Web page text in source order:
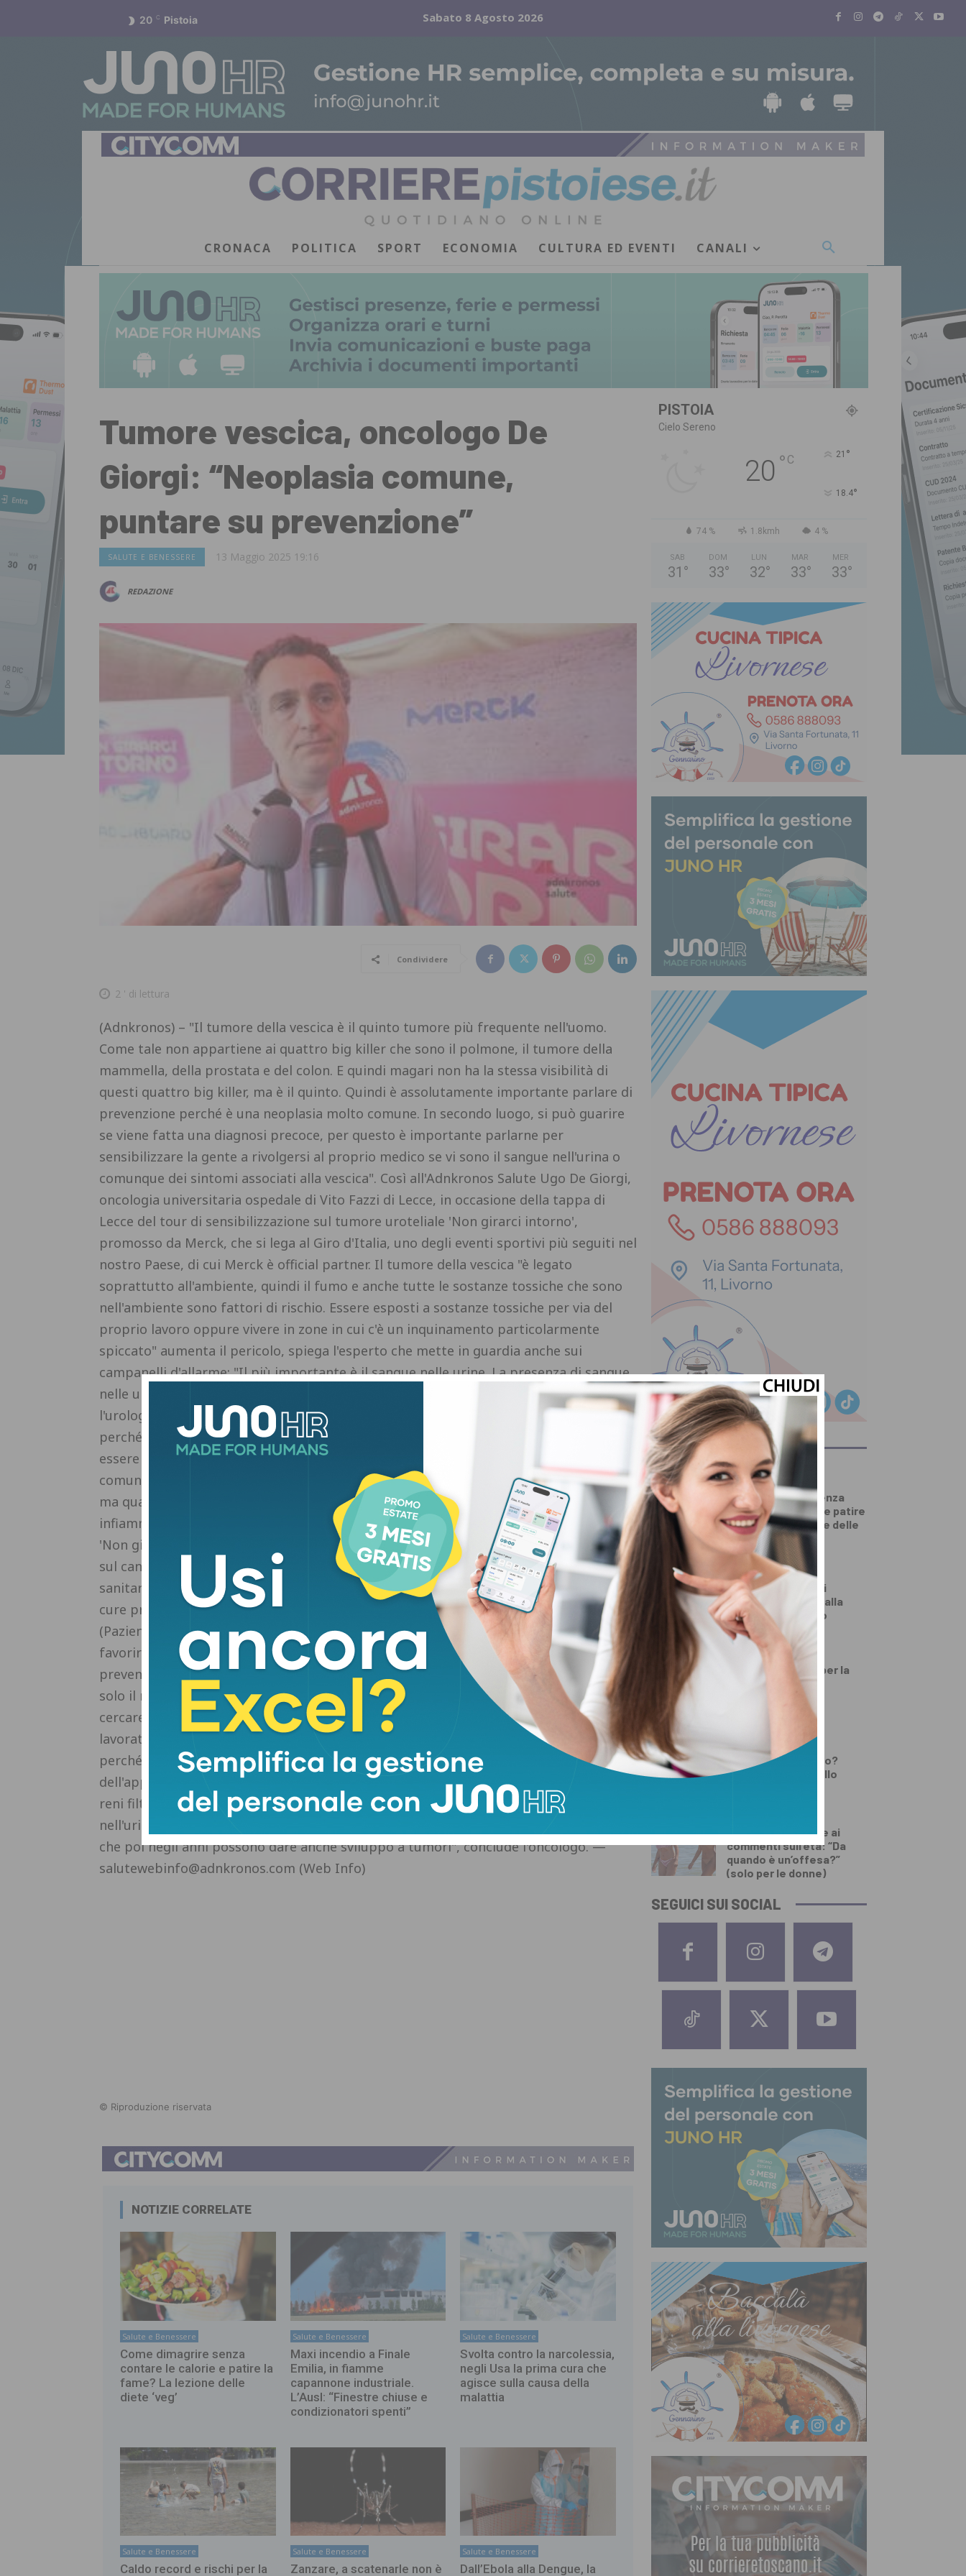
20 C Pistoia Sabato 8 Agosto 2026
CRONACA POLITICA SPORT ECONOMIA CULTURA ED EVENTI CANALI
Tumore vescica, oncologo De
Giorgi: “Neoplasia comune,
puntare su prevenzione”
SALUTE E BENESSERE 13 Maggio 2025 19:16
REDAZIONE
Condividere
2 ' di lettura
(Adnkronos) – "Il tumore della vescica è il quinto tumore più frequente nell'uomo.
Come tale non appartiene ai quattro big killer che sono il polmone, il tumore della
mammella, della prostata e del colon. E quindi magari non ha la stessa visibilità di
questi quattro big killer, ma è il quinto. Quindi è assolutamente importante parlare di
prevenzione perché è una neoplasia molto comune. In secondo luogo, si può guarire
se viene fatta una diagnosi precoce, per questo è importante parlarne per
sensibilizzare la gente a rivolgersi al proprio medico se vi sono il sangue nell'urina o
comunque dei sintomi associati alla vescica". Così all'Adnkronos Salute Ugo De Giorgi,
oncologia universitaria ospedale di Vito Fazzi di Lecce, in occasione della tappa di
Lecce del tour di sensibilizzazione sul tumore uroteliale 'Non girarci intorno',
promosso da Merck, che si lega al Giro d'Italia, uno degli eventi sportivi più seguiti nel
nostro Paese, di cui Merck è official partner. Il tumore della vescica "è legato
soprattutto all'ambiente, quindi il fumo e anche tutte le sostanze tossiche che sono
nell'ambiente sono fattori di rischio. Essere esposti a sostanze tossiche per via del
proprio lavoro oppure vivere in zone in cui c'è un inquinamento particolarmente
spiccato" aumenta il pericolo, spiega l'esperto che mette in guardia anche sui
campanelli d'allarme: "Il più importante è il sangue nelle urine. La presenza di sangue
nelle urine deve assolutamente essere associato a una visita di uno specialista,
l'urologo, che poi sottoporrà il paziente ad altri esami, il primo è l'ecografia, anche
perché il sangue nelle urine non è solo associato al tumore della vescica, ma può
essere associato anche a tumori di altre vie urinarie. In ogni caso, questo è il più
comune. Il sangue è il campanello di allarme più importante – sottolinea De Giorgi –
ma qualunque sintomo collegato alla vescica, quindi un'alterazione nella minzione,
infiammazione, dolore, dovrebbe essere segnalato al proprio curante". La campagna
'Non girarci intorno' è promossa da Merck in occasione del Mese della consapevolezza
sul cancro alla vescica ed è patrocinata da Fiaso (Federazione italiana aziende
sanitarie e ospedaliere), Simg (Società italiana dei medici di medicina generale e delle
cure primarie), Siuro (Società italiana di uro-oncologia) e Associazione Palinuro
(Pazienti liberi dalle neoplasie uroteliali), con l'obiettivo di informare le persone e
favorire la prevenzione. Un obiettivo fondamentale per De Giorgi che chiarisce: "Per
prevenire bisogna smettere di fumare, perché smettendo di fumare si diminuisce non
solo il rischio del tumore del polmone, ma anche del tumore della vescica, e poi
cercare di evitare di essere esposti a sostanze tossiche, all'inquinamento ambientale e
lavorativo. E' importante pensare anche al tumore della vescica come legato al fumo,
perché uno pensa che il fumo sia legato principalmente al tumore del polmone e
dell'apparato respiratorio. I polmoni filtrano tutto il fumo che finisce nel sangue, i
reni filtrano dal sangue anche tutte le sostanze nocive che ci sono, si depositano
nell'urina e quindi all'interno della vescica si depositano a lungo delle sostanze inalate
che poi negli anni possono dare anche sviluppo a tumori", conclude l'oncologo. —
salutewebinfo@adnkronos.com (Web Info)
© Riproduzione riservata
NOTIZIE CORRELATE
Salute e Benessere
Come dimagrire senza
contare le calorie e patire la
fame? La lezione delle
diete ‘veg’
Salute e Benessere
Maxi incendio a Finale
Emilia, in fiamme
capannone industriale.
L’Ausl: “Finestre chiuse e
condizionatori spenti”
Salute e Benessere
Svolta contro la narcolessia,
negli Usa la prima cura che
agisce sulla causa della
malattia
Salute e Benessere
Caldo record e rischi per la
Salute e Benessere
Zanzare, a scatenarle non è
Salute e Benessere
Dall’Ebola alla Dengue, la
PISTOIA
Cielo Sereno
20 ° C 21 °
18.4°
74 % 1.8kmh 4 %
SAB
31 °
DOM
33°
LUN
32°
MAR
33°
MER
33°
ULTIMI ARTICOLI
SALUTE E BENESSERE
Come dimagrire senza
contare le calorie e patire
la fame? La lezione delle
diete ‘veg’
DALLA TOSCANA
Un’altra giornata di
incendi di bosco, dalla
Toscana al Mugello
PRIMO PIANO
Numeri da record per la
festa d’agosto di
Testosterone e
spermatozoi in calo?
Cosa c’è di vero nello
Licia Colò risponde ai
commenti sull’età: “Da
quando è un’offesa?”
(solo per le donne)
SEGUICI SUI SOCIAL